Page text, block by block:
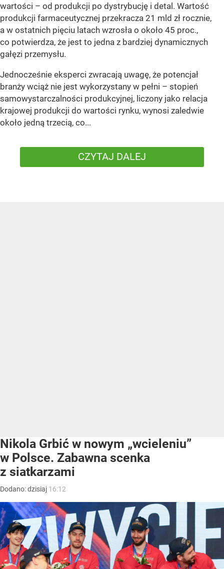
wartości – od produkcji po dystrybucję i detal. Wartość
produkcji farmaceutycznej przekracza 21 mld zł rocznie,
a w ostatnich pięciu latach wzrosła o około 45 proc.,
co potwierdza, że jest to jedna z bardziej dynamicznych
gałęzi przemysłu.
Jednocześnie eksperci zwracają uwagę, że potencjał
branży wciąż nie jest wykorzystany w pełni – stopień
samowystarczalności produkcyjnej, liczony jako relacja
krajowej produkcji do wartości rynku, wynosi zaledwie
około jedną trzecią, co...
CZYTAJ DALEJ
Nikola Grbić w nowym „wcieleniu”
w Polsce. Zabawna scenka
z siatkarzami
Dodano:dzisiaj 16:12